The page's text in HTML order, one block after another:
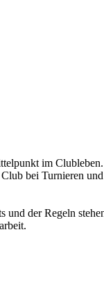
im
bei Turnieren und
und der Regeln